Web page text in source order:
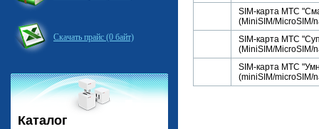
Скачать прайс (0 байт)
Каталог
SIM-карта МТС
(MiniSIM/MicroSIM/
SIM-карта МТС
(MiniSIM/MicroSIM/
SIM-карта МТС
(miniSIM/microSIM/